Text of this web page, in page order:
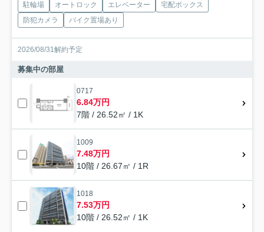
駐輪場 オートロック エレベーター
宅配ボックス
防犯カメラ
バイク置場あり
2026/08/31解約予定
募集中の部屋
0717
6.84万円
7階 / 26.52㎡ / 1K
1009
7.48万円
10階 / 26.67㎡ / 1R
1018
7.53万円
10階 / 26.52㎡ / 1K